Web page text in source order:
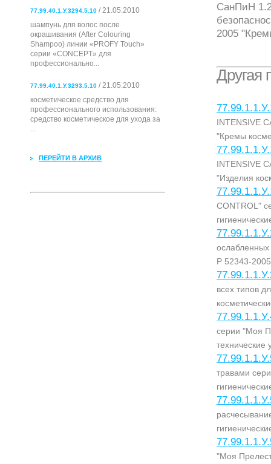
77.99.40.1.У.3294.5.10 / 21.05.2010
шампунь для волос после
окрашивания (After Colouring
Shampoo) линии «PROFY Touch»
серии «CONCEPT» для
профессионально...
77.99.40.1.У.3293.5.10 / 21.05.2010
косметическое средство для
профессионального использования:
cредство косметическое для ухода за
...
ПЕРЕЙТИ В АРХИВ
СанПиН
2005
Другая
INTENSIVE
"Кремы
INTENSIVE
"Изделия
CONTROL"
Р 52343-
всех типов
серии "Моя
технические
травами
"Моя